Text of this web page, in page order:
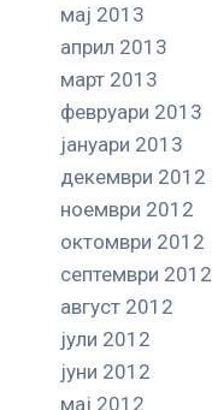
мај 2013
април 2013
март 2013
февруари 2013
јануари 2013
декември 2012
ноември 2012
октомври 2012
септември 2012
август 2012
јули 2012
јуни 2012
мај 2012